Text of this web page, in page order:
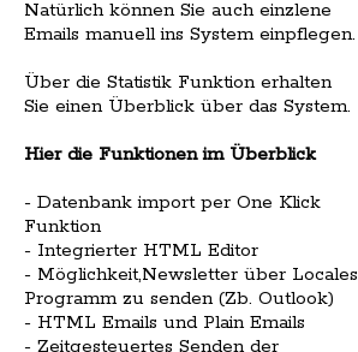
Natürlich können Sie auch einzlene
Emails manuell ins System einpflegen.
Über die Statistik Funktion erhalten
Sie einen Überblick über das System.
Hier die Funktionen im Überblick
- Datenbank import per One Klick
Funktion
- Integrierter HTML Editor
- Möglichkeit,Newsletter über Locales
Programm zu senden (Zb. Outlook)
- HTML Emails und Plain Emails
- Zeitgesteuertes Senden der